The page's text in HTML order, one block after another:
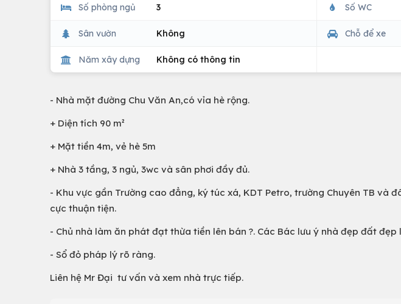
Số phòng ngủ 3 Số WC
Sân vườn Không Chỗ để xe
Năm xây dựng Không có thông tin
- Nhà mặt đường Chu Văn An,có vỉa hè rộng.
+ Diện tích 90 m²
+ Mặt tiền 4m, vẻ hè 5m
+ Nhà 3 tầng, 3 ngủ, 3wc và sân phơi đầy đủ.
- Khu vực gần Trường cao đẳng, ký túc xá, KDT Petro, trường Chuyên TB và
cực thuận tiện.
- Chủ nhà làm ăn phát đạt thừa tiền lên bán ?. Các Bác lưu ý nhà đẹp đất đẹp
- Sổ đỏ pháp lý rõ ràng.
Liên hệ Mr Đại tư vấn và xem nhà trực tiếp.